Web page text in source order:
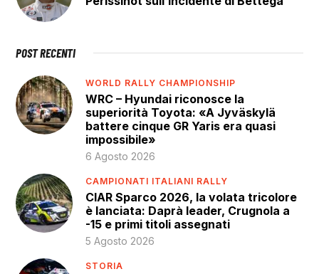
POST RECENTI
WORLD RALLY CHAMPIONSHIP
WRC – Hyundai riconosce la
superiorità Toyota: «A Jyväskylä
battere cinque GR Yaris era quasi
impossibile»
6 Agosto 2026
CAMPIONATI ITALIANI RALLY
CIAR Sparco 2026, la volata tricolore
è lanciata: Daprà leader, Crugnola a
-15 e primi titoli assegnati
5 Agosto 2026
STORIA